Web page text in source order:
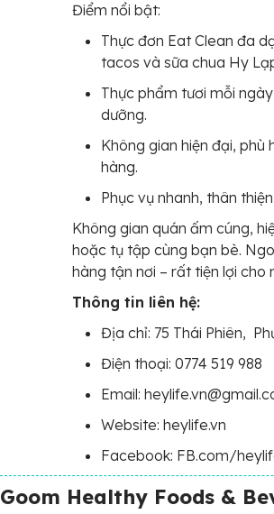
Điểm nổi bật:
Thực đơn Eat Clean đa
tacos và sữa chua Hy
Thực phẩm tươi mỗi
dưỡng.
Không gian hiện đại, phù
hàng.
Phục vụ nhanh, thân
Không gian quán ấm cúng,
hoặc tụ tập cùng bạn bè.
hàng tận nơi – rất tiện lợi cho
Thông tin liên hệ:
Địa chỉ: 75 Thái Phiên,
Điện thoại: 0774 519 988
Email:
Website: heylife.vn
Facebook: FB.com/
Goom Healthy Foods &